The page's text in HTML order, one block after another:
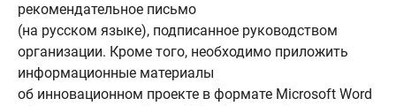
рекомендательное письмо
(на русском языке), подписанное руководством
организации. Кроме того, необходимо приложить
информационные материалы
об инновационном проекте в формате Microsoft Word